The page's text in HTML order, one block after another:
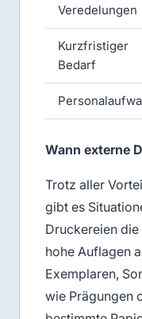
Veredelungen
Kurzfristiger
Bedarf
Wann externe
Trotz aller
gibt es
Druckereien die
hohe Auflagen
Exemplaren,
wie Prägungen